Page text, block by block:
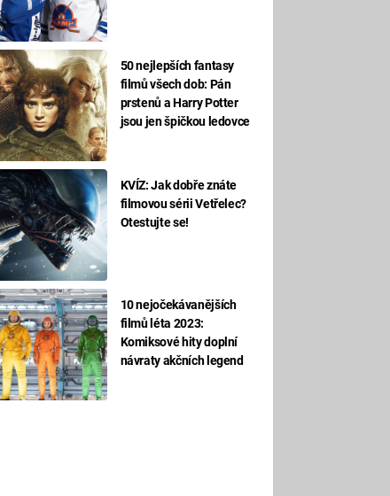
50 nejlepších fantasy
filmů všech dob: Pán
prstenů a Harry Potter
jsou jen špičkou ledovce
KVÍZ: Jak dobře znáte
filmovou sérii Vetřelec?
Otestujte se!
10 nejočekávanějších
filmů léta 2023:
Komiksové hity doplní
návraty akčních legend